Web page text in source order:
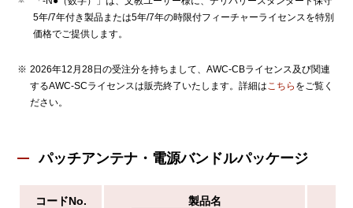
5年/7年付き製品または5年/7年の時限付フィーチャーライセンスを特別
価格でご提供します。
2026年12月28日の受注分を持ちまして、AWC-CBライセンス及び関連
するAWC-SCライセンスは販売終了いたします。詳細はこちら をご覧く
ださい。
パッチアンテナ・電源バンドルパッケージ
コードNo. 製品名